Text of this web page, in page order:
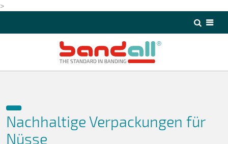
>
Nachhaltige Verpackungen für
Nüsse